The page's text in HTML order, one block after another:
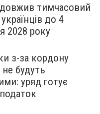
тимчасовий
до 4
2028 року
з-за кордону
будуть
уряд готує